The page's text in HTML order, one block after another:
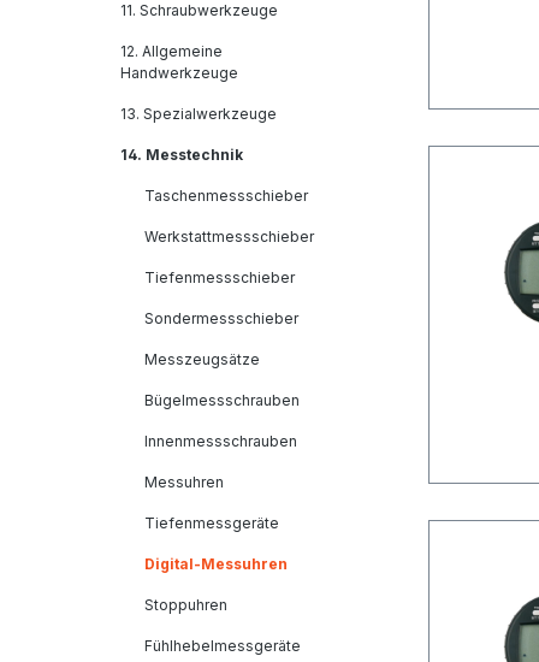
11. Schraubwerkzeuge
12. Allgemeine
Handwerkzeuge
13. Spezialwerkzeuge
14. Messtechnik
Taschenmessschieber
Werkstattmessschieber
Tiefenmessschieber
Sondermessschieber
Messzeugsätze
Bügelmessschrauben
Innenmessschrauben
Messuhren
Tiefenmessgeräte
Digital-Messuhren
Stoppuhren
Fühlhebelmessgeräte